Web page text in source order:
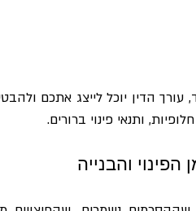
ותנאי פינוי ברורים.
והבנייה